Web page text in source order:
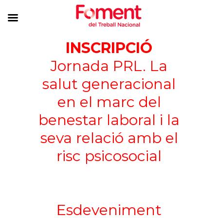
INSCRIPCIÓ
Jornada PRL. La
salut generacional
en el marc del
benestar laboral i la
seva relació amb el
risc psicosocial
Esdeveniment